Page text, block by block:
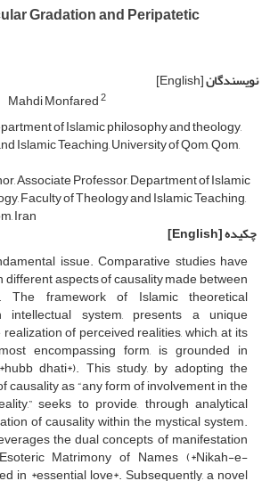
Gradation and Peripatetic
نویسندگان[English]
Mahdi Monfared2
of Islamic philosophy and theology,
Islamic Teaching, University of Qom, Qom,
Associate Professor, Department of Islamic
Faculty of Theology and Islamic Teaching,
Iran
چکیده[English]
issue. Comparative studies have
different aspects of causality made between
The framework of Islamic theoretical
intellectual system, presents a unique
of perceived realities, which, at its
encompassing form, is grounded in
dhati*). This study, by adopting the
causality as “any form of involvement in the
seeks to provide, through analytical
of causality within the mystical system.
the dual concepts of manifestation
Matrimony of Names (*Nikah-e-
in *essential love*. Subsequently, a novel